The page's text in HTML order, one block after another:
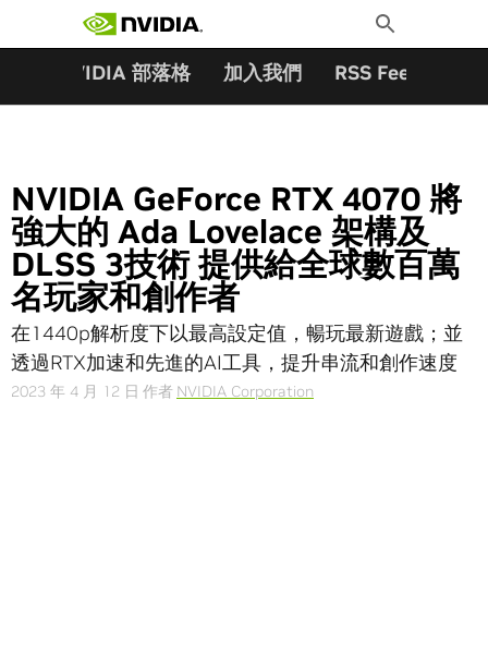
Toggle
Search
NVIDIA 部落格 加入我們 RSS Feeds
NVIDIA GeForce RTX 4070 將
強大的 Ada Lovelace 架構及
DLSS 3技術 提供給全球數百萬
名玩家和創作者
在1440p解析度下以最高設定值，暢玩最新遊戲；並
透過RTX加速和先進的AI工具，提升串流和創作速度
2023 年 4 月 12 日 作者 NVIDIA Corporation